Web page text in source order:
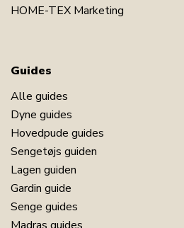
HOME-TEX Marketing
Guides
Alle guides
Dyne guides
Hovedpude guides
Sengetøjs guiden
Lagen guiden
Gardin guide
Senge guides